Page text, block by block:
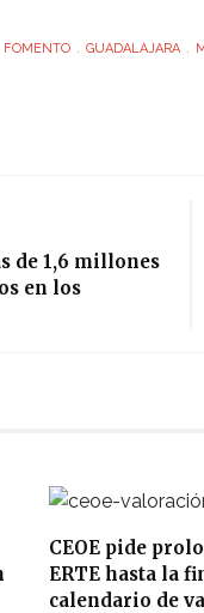
FOMENTO GUADALAJARA
de 1,6 millones
en los
CEOE pide
ERTE hasta la
calendario de